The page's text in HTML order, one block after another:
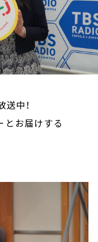
中！
とお届けする